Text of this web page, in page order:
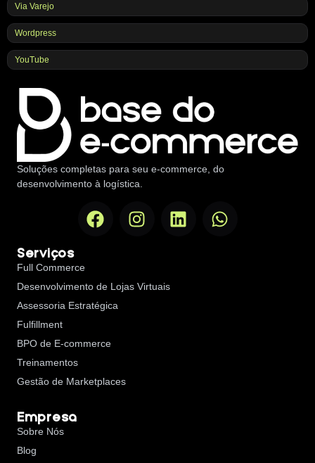
Via Varejo
Wordpress
YouTube
Soluções completas para seu e-commerce, do
desenvolvimento à logística.
Serviços
Full Commerce
Desenvolvimento de Lojas Virtuais
Assessoria Estratégica
Fulfillment
BPO de E-commerce
Treinamentos
Gestão de Marketplaces
Empresa
Sobre Nós
Blog